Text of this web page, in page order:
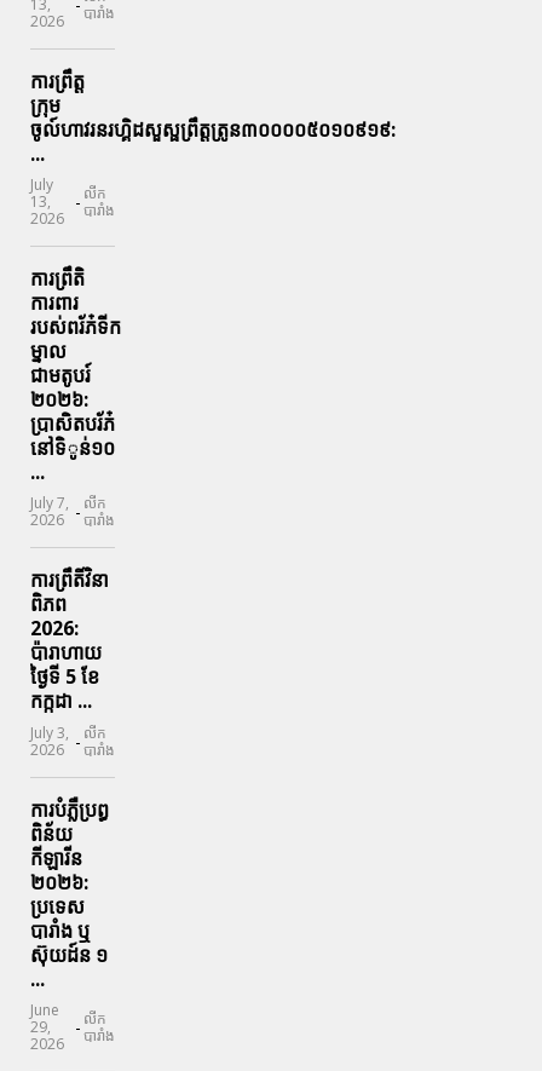
2026
បារាំង
ការព្រឹត្ត
ក្រុម
ចូល៍ហាវរនរហ្គិដសួស្ផព្រឹត្តត្រូន៣០០០០៥០១០៩១៩:
...
July
13,
2026
- លីក
បារាំង
ការព្រឹតិ
ការពារ
របស់ពរ័ភ៎ទីក
ម្នាល
ជាមតូបរ៍
២០២៦:
ប្រាសិតបរ័ភ៎
នៅទិូន់១០
...
July 7,
2026 - លីក
បារាំង
ការព្រឹតិ៍វិនា
ពិភព
2026:
ប៉ារាហាយ
ថ្ងៃទី 5 ខែ
កក្កដា ...
July 3,
2026 - លីក
បារាំង
ការបំភ្លឺប្រព្ធ​
ពិន័យ​
កីឡារីន​
២០២៦:
ប្រទេស​
បារាំង​ ឬ​
ស៊ុយដ៍ន​ ១
...
June
29,
2026
- លីក
បារាំង